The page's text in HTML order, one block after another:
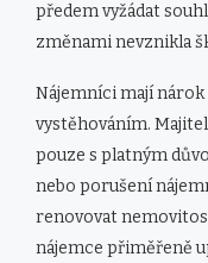
předem vyžádat
změnami nevznikla
Nájemníci mají
vystěhováním.
pouze s platným
nebo porušení
renovovat
nájemce přiměřeně